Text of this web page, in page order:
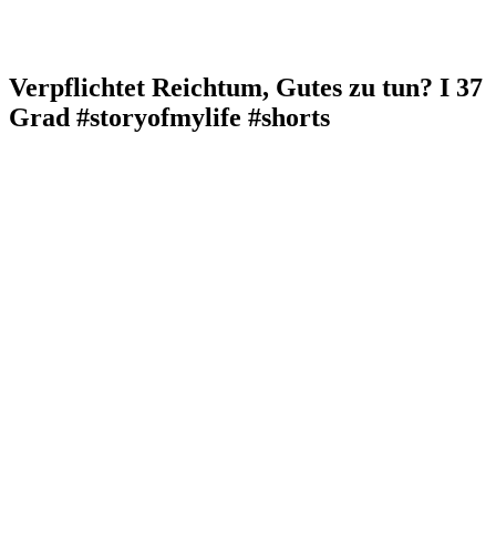
Verpflichtet Reichtum, Gutes zu tun? I 37
Grad #storyofmylife #shorts